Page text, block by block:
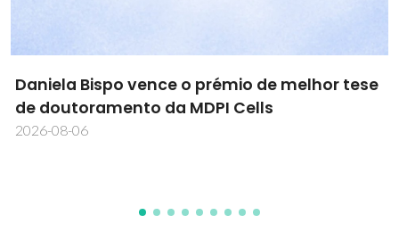
Novas metodologias impulsionam
investigação biomédica em workshop
internacional